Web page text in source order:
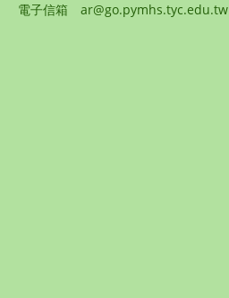
電子信箱
ar@go.pymhs.tyc.edu.tw